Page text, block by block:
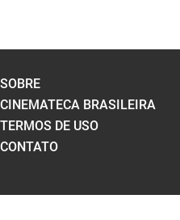
SOBRE
CINEMATECA BRASILEIRA
TERMOS DE USO
CONTATO